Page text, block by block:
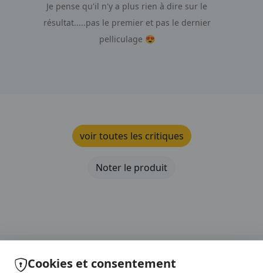
Je pense qu'il n'y a plus rien à dire sur le
résultat.....pas le premier et pas le dernier
pelliculage 😍
voir toutes les critiques
Noter le produit
Cookies et consentement